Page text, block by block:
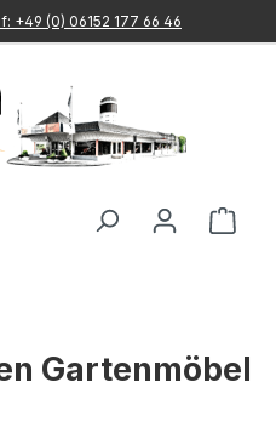
+49 (0) 06152 177 66 46
Gartenmöbel